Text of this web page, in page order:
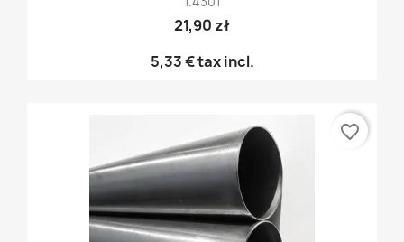
21,90 zł
5,33 €tax incl.
favorite_border